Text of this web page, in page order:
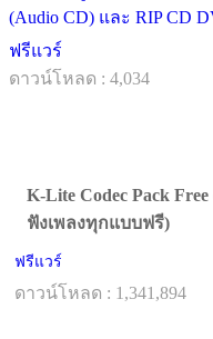
(Audio CD) และ RIP CD
ฟรีแวร์
ดาวน์โหลด : 4,034
K-Lite Codec Pack
ฟังเพลงทุกแบบฟรี)
ฟรีแวร์
ดาวน์โหลด : 1,341,894